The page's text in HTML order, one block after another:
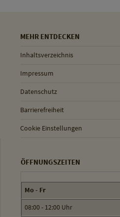
MEHR ENTDECKEN
Inhaltsverzeichnis
Impressum
Datenschutz
Barrierefreiheit
Cookie Einstellungen
ÖFFNUNGSZEITEN
Mo - Fr
08:00 - 12:00 Uhr